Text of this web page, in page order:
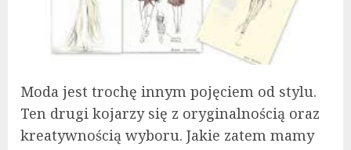
Moda jest trochę innym pojęciem od stylu.
Ten drugi kojarzy się z oryginalnością oraz
kreatywnością wyboru. Jakie zatem mamy